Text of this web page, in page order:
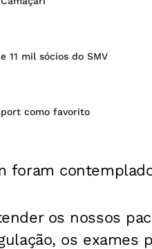
11 mil sócios do SMV
como favorito
foram
os nossos
os exames